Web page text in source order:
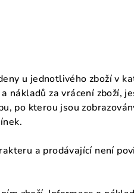
u jednotlivého zboží v
nákladů za vrácení zboží,
po kterou jsou
a prodávající není